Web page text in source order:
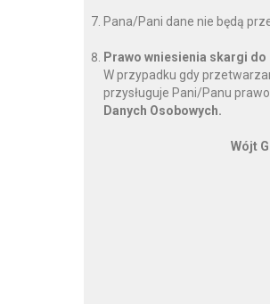
Pana/Pani dane nie będą
Prawo wniesienia skargi
W przypadku gdy
przysługuje Pani/Panu
Danych Osobowych.
Wójt